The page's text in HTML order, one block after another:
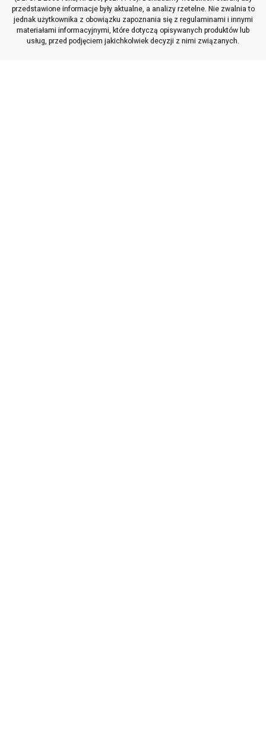
przedstawione informacje były aktualne, a analizy rzetelne. Nie zwalnia to
jednak użytkownika z obowiązku zapoznania się z regulaminami i innymi
materiałami informacyjnymi, które dotyczą opisywanych produktów lub
usług, przed podjęciem jakichkolwiek decyzji z nimi związanych.